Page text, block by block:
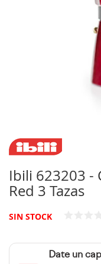
Ibili 623203 -
Red 3 Tazas
SIN STOCK
Date un
Saltar
al
de
la
de